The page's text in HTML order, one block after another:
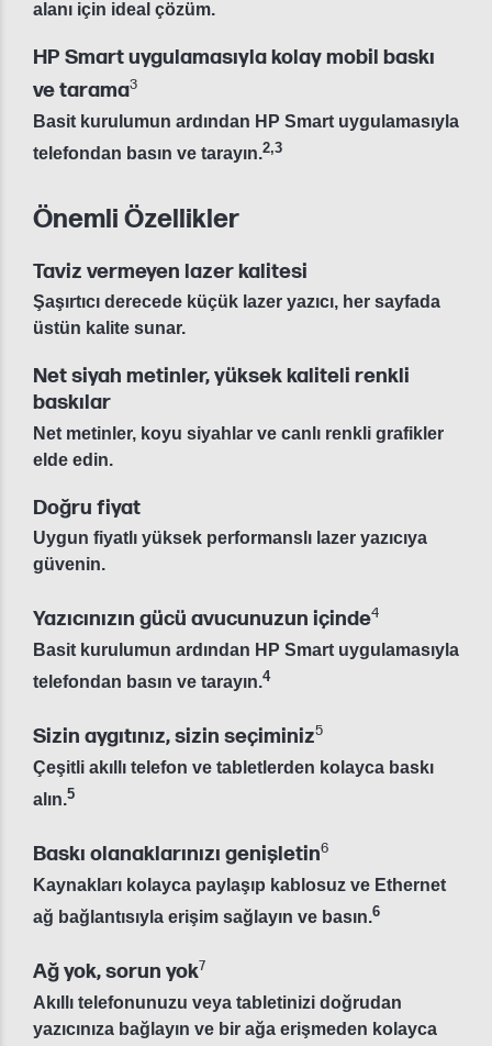
alanı için ideal çözüm.
HP Smart uygulamasıyla kolay mobil baskı
ve tarama3
Basit kurulumun ardından HP Smart uygulamasıyla
telefondan basın ve tarayın.2,3
Önemli Özellikler
Taviz vermeyen lazer kalitesi
Şaşırtıcı derecede küçük lazer yazıcı, her sayfada
üstün kalite sunar.
Net siyah metinler, yüksek kaliteli renkli
baskılar
Net metinler, koyu siyahlar ve canlı renkli grafikler
elde edin.
Doğru fiyat
Uygun fiyatlı yüksek performanslı lazer yazıcıya
güvenin.
Yazıcınızın gücü avucunuzun içinde4
Basit kurulumun ardından HP Smart uygulamasıyla
telefondan basın ve tarayın.4
Sizin aygıtınız, sizin seçiminiz5
Çeşitli akıllı telefon ve tabletlerden kolayca baskı
alın.5
Baskı olanaklarınızı genişletin6
Kaynakları kolayca paylaşıp kablosuz ve Ethernet
ağ bağlantısıyla erişim sağlayın ve basın.6
Ağ yok, sorun yok7
Akıllı telefonunuzu veya tabletinizi doğrudan
yazıcınıza bağlayın ve bir ağa erişmeden kolayca